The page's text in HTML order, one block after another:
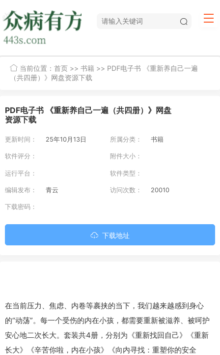
当前位置： 首页 >> 书籍 >> PDF电子书 《重新养自己一遍
（共四册）》网盘资源下载
PDF电子书 《重新养自己一遍（共四册）》网盘
资源下载
更新时间： 25年10月13日 所属分类： 书籍
软件评分： 附件大小：
运行平台： 软件类型：
编辑发布： 青云 访问次数： 20010
下载密码：
下载地址
在当前压力、焦虑、内卷等裹挟的当下，我们越来越感到身心
的“动荡”。每一个受伤的内在小孩，都需要重新被滋养、被呵护
安心地二次长大。套装共4册，分别为《重新找回自己》《重新
长大》《辛苦你啦，内在小孩》《向内寻找：重塑你的安全